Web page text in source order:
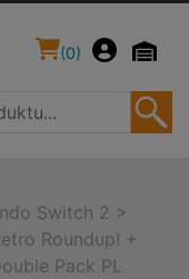
(0)
Switch 2 >
Roundup! +
Pack PL